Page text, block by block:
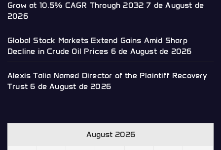
Grow at 10.5% CAGR Through 2032 7 de August de
2026
Global Stock Markets Extend Gains Amid Sharp
Decline in Crude Oil Prices 6 de August de 2026
Alexis Talia Named Director of the Plaintiff Recovery
Trust 6 de August de 2026
August 2026